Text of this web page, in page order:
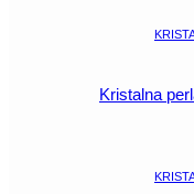
Kristalna